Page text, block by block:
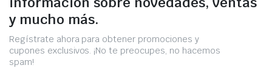
y mucho más.
Regístrate ahora para obtener promociones y
cupones exclusivos. ¡No te preocupes, no hacemos
spam!